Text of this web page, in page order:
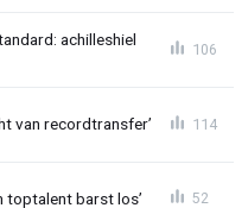
achilleshiel
106
van recordtransfer’ 114
toptalent barst los’ 52